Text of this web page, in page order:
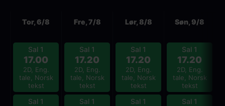
Tor, 6/8
Sal 1
17.00
2D, Eng.
tale, Norsk
tekst
Sal 1
Fre, 7/8
Sal 1
17.20
2D, Eng.
tale, Norsk
tekst
Sal 1
Lør, 8/8
Sal 1
17.20
2D, Eng.
tale, Norsk
tekst
Sal 1
Søn, 9/8
Sal 1
17.20
2D, Eng.
tale, Norsk
tekst
Sal 1